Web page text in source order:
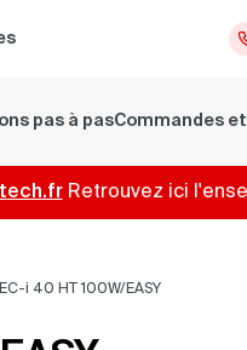
pas à pasCommandes
Retrouvez ici
EC-i 40 HT 100W/EASY